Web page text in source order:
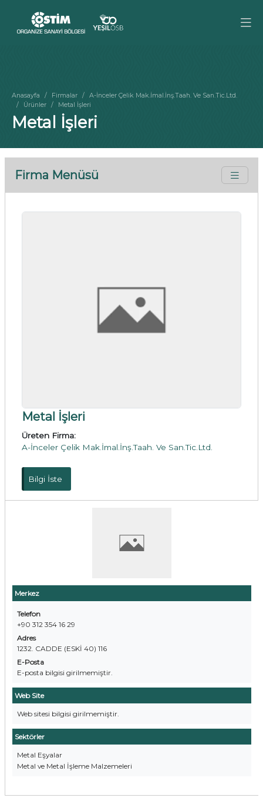
Anasayfa Firmalar
A-İnceler Çelik Mak.İmal.İnş.Taah. Ve San.Tic.Ltd.
Ürünler
Metal İşleri
Metal İşleri
Firma Menüsü
Merkez
Telefon
+90 312 354 16 29
Adres
1232. CADDE (ESKİ 40) 116
E-Posta
E-posta bilgisi girilmemiştir.
Web Site
Web sitesi bilgisi girilmemiştir.
Sektörler
Metal Eşyalar
Metal ve Metal İşleme Malzemeleri
Metal İşleri
Üreten Firma:
A-İnceler Çelik Mak.İmal.İnş.Taah. Ve San.Tic.Ltd.
Bilgi İste